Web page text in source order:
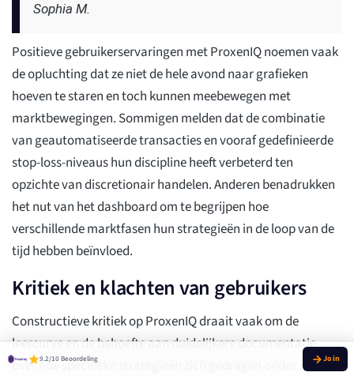
Sophia M.
Positieve gebruikerservaringen met ProxenIQ noemen vaak
de opluchting dat ze niet de hele avond naar grafieken
hoeven te staren en toch kunnen meebewegen met
marktbewegingen. Sommigen melden dat de combinatie
van geautomatiseerde transacties en vooraf gedefinieerde
stop-loss-niveaus hun discipline heeft verbeterd ten
opzichte van discretionair handelen. Anderen benadrukken
het nut van het dashboard om te begrijpen hoe
verschillende marktfasen hun strategieën in de loop van de
tijd hebben beïnvloed.
Kritiek en klachten van gebruikers
Constructieve kritiek op ProxenIQ draait vaak om de
leercurve en de behoefte aan duidelijkere documentatie
over hoe specifieke strategieën zich gedragen onder
9.2/10 Beoordeling